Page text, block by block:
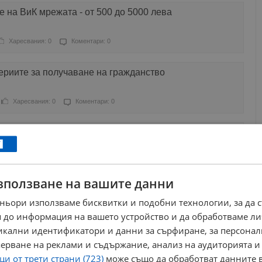
на ВиК мрежата - от 500 до 5000 лева
Харесвания: 0 Коментари: 0
за получаване на гражданство
Харесвания: 0 Коментари: 0
проектозакона на Валери Симеонов
1 Коментари: 0
ДДС за бебешки пюрета, каши и пелени
на вашите данни
използваме бисквитки и подобни технологии, за да
до информация на вашето устройство и да обработваме
идентификатори и данни за сърфиране, за
на реклами и съдържание, анализ на аудиторията
от трети страни (723) може също да обработват данните